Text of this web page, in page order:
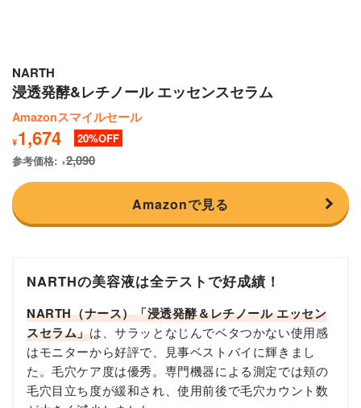
NARTH
浸透発酵&レチノール エッセンスセラム
Amazonスマイルセール
¥1,674
20
参考価格:
¥2,090
Amazonで見る
NARTHの美容液は全テストで好成績！
NARTH（ナース）「浸透発酵＆レチノール エッセン
スセラム」は、サラッとなじんでベタつかない使用感
はモニターから好評で、見事ベストバイに輝きまし
た。毛穴ケア度は優秀。専門機器による測定では頬の
毛穴目立ち度が緩和され、使用前後で毛穴カウント数